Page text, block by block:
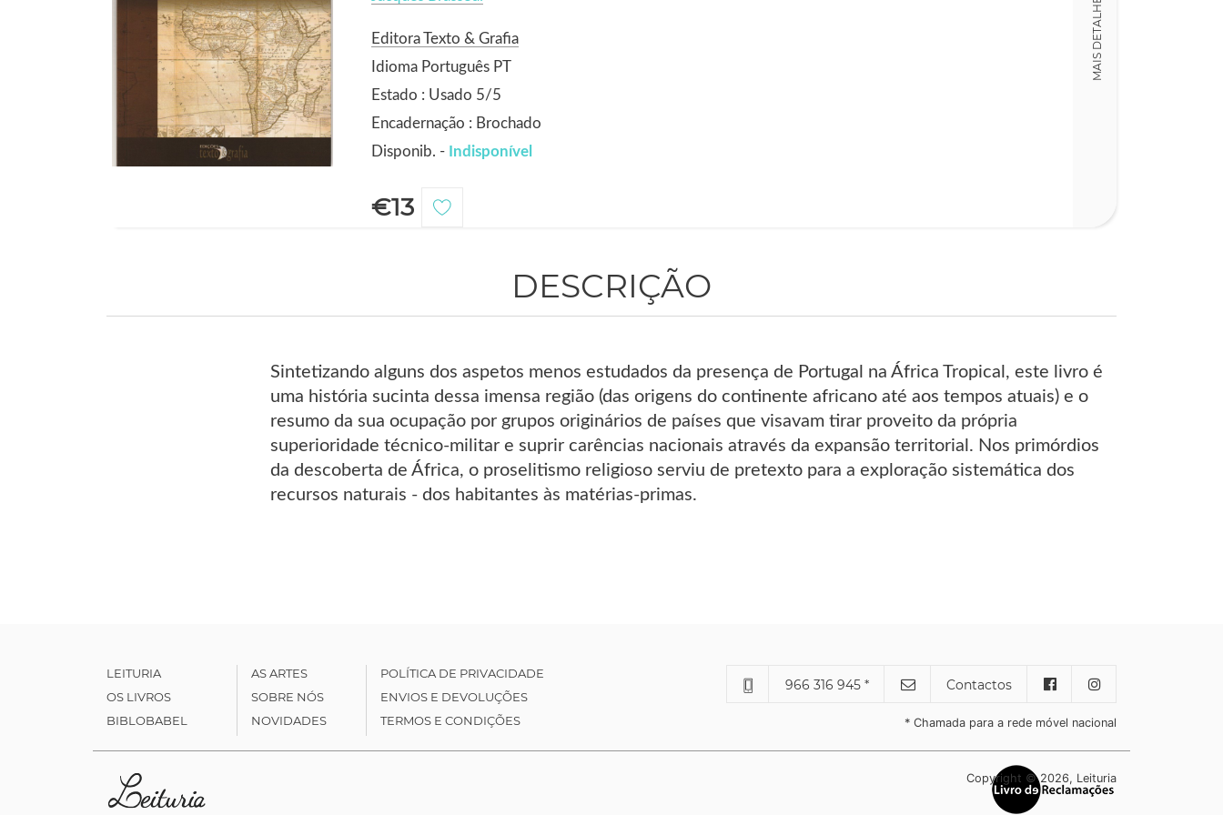
Editora Texto & Grafia
Idioma Português PT
Estado : Usado 5/5
Encadernação : Brochado
Disponib. - Indisponível
€13
MAIS DETALHES
DESCRIÇÃO
Sintetizando alguns dos aspetos menos estudados da presença de Portugal na África Tropical, este livro é
uma história sucinta dessa imensa região (das origens do continente africano até aos tempos atuais) e o
resumo da sua ocupação por grupos originários de países que visavam tirar proveito da própria
superioridade técnico-militar e suprir carências nacionais através da expansão territorial. Nos primórdios
da descoberta de África, o proselitismo religioso serviu de pretexto para a exploração sistemática dos
recursos naturais - dos habitantes às matérias-primas.
LEITURIA
OS LIVROS
BIBLOBABEL
AS ARTES
SOBRE NÓS
NOVIDADES
POLÍTICA DE PRIVACIDADE
ENVIOS E DEVOLUÇÕES
TERMOS E CONDIÇÕES
966 316 945 * Contactos
* Chamada para a rede móvel nacional
Copyright © 2026, Leituria